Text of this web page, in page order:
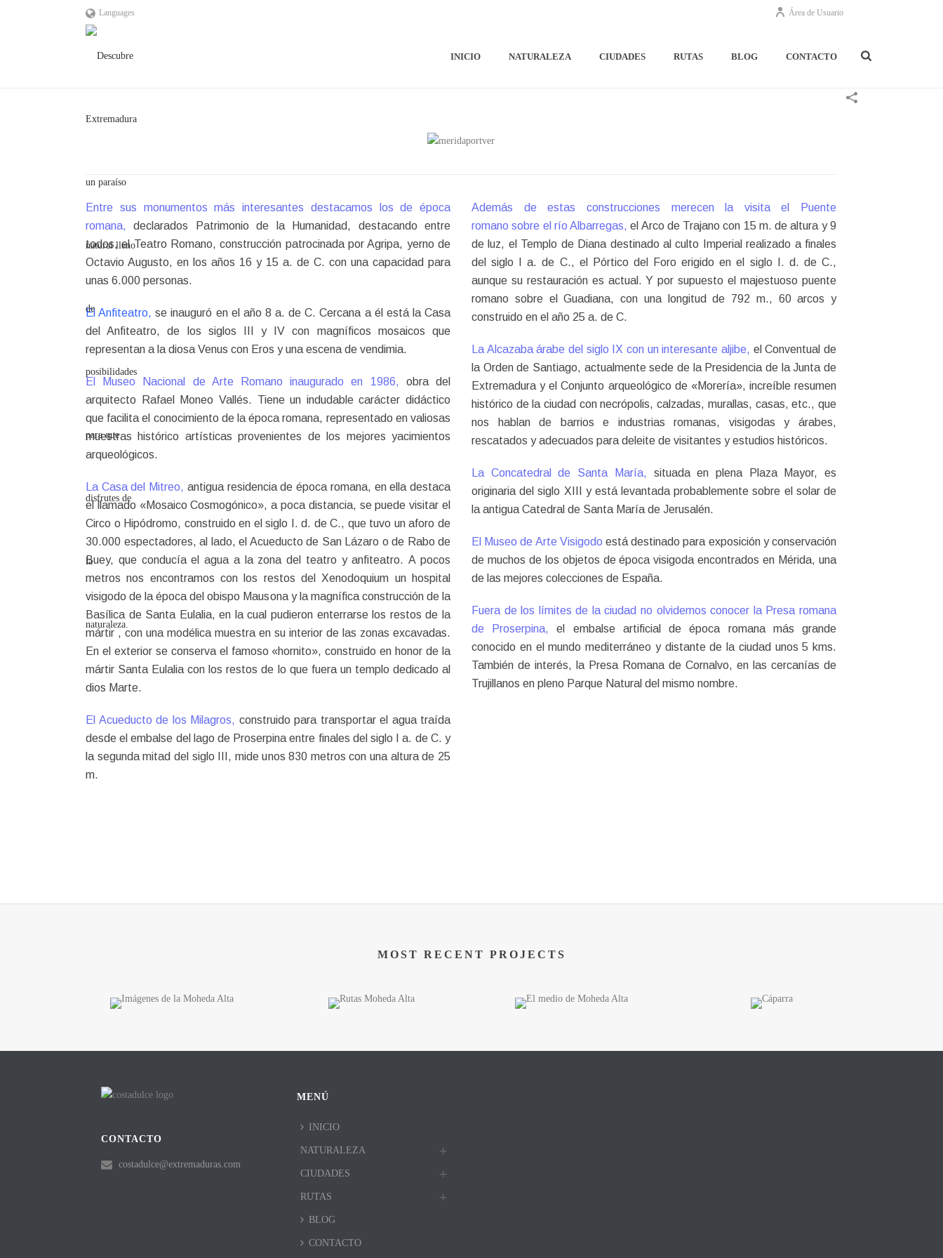
Languages Área de Usuario
INICIO NATURALEZA CIUDADES RUTAS BLOG CONTACTO
Entre sus monumentos más interesantes destacamos los de época
romana,
declarados Patrimonio de la Humanidad, destacando entre
todos, el Teatro Romano, construcción patrocinada por Agripa, yerno de
Octavio Augusto, en los años 16 y 15 a. de C. con una capacidad para
unas 6.000 personas.
El Anfiteatro,se inauguró en el año 8 a. de C. Cercana a él está la Casa
del Anfiteatro, de los siglos III y IV con magníficos mosaicos que
representan a la diosa Venus con Eros y una escena de vendimia.
El Museo Nacional de Arte Romano inaugurado en 1986, obra del
arquitecto Rafael Moneo Vallés. Tiene un indudable carácter didáctico
que facilita el conocimiento de la época romana, representado en valiosas
muestras histórico artísticas provenientes de los mejores yacimientos
arqueológicos.
La Casa del Mitreo, antigua residencia de época romana, en ella destaca
el llamado «Mosaico Cosmogónico», a poca distancia, se puede visitar el
Circo o Hipódromo, construido en el siglo I. d. de C., que tuvo un aforo de
30.000 espectadores, al lado, el Acueducto de San Lázaro o de Rabo de
Buey, que conducía el agua a la zona del teatro y anfiteatro. A pocos
metros nos encontramos con los restos del Xenodoquium un hospital
visigodo de la época del obispo Mausona y la magnífica construcción de la
Basílica de Santa Eulalia, en la cual pudieron enterrarse los restos de la
mártir , con una modélica muestra en su interior de las zonas excavadas.
En el exterior se conserva el famoso «hornito», construido en honor de la
mártir Santa Eulalia con los restos de lo que fuera un templo dedicado al
dios Marte.
El Acueducto de los Milagros, construido para transportar el agua traída
desde el embalse del lago de Proserpina entre finales del siglo I a. de C. y
la segunda mitad del siglo III, mide unos 830 metros con una altura de 25
m.
Además de estas construcciones merecen la visita el Puente
romano sobre el río Albarregas,el Arco de Trajano con 15 m. de altura y 9
de luz, el Templo de Diana destinado al culto Imperial realizado a finales
del siglo I a. de C., el Pórtico del Foro erigido en el siglo I. d. de C.,
aunque su restauración es actual. Y por supuesto el majestuoso puente
romano sobre el Guadiana, con una longitud de 792 m., 60 arcos y
construido en el año 25 a. de C.
La Alcazaba árabe del siglo IX con un interesante aljibe, el Conventual de
la Orden de Santiago, actualmente sede de la Presidencia de la Junta de
Extremadura y el Conjunto arqueológico de «Morería», increíble resumen
histórico de la ciudad con necrópolis, calzadas, murallas, casas, etc., que
nos hablan de barrios e industrias romanas, visigodas y árabes,
rescatados y adecuados para deleite de visitantes y estudios históricos.
La Concatedral de Santa María, situada en plena Plaza Mayor, es
originaria del siglo XIII y está levantada probablemente sobre el solar de
la antigua Catedral de Santa María de Jerusalén.
El Museo de Arte Visigodo está destinado para exposición y conservación
de muchos de los objetos de época visigoda encontrados en Mérida, una
de las mejores colecciones de España.
Fuera de los límites de la ciudad no olvidemos conocer la Presa romana
de Proserpina,el embalse artificial de época romana más grande
conocido en el mundo mediterráneo y distante de la ciudad unos 5 kms.
También de interés, la Presa Romana de Cornalvo, en las cercanías de
Trujillanos en pleno Parque Natural del mismo nombre.
MOST RECENT PROJECTS
CONTACTO
costadulce@extremaduras.com
MENÚ
INICIO
NATURALEZA
CIUDADES
RUTAS
BLOG
CONTACTO